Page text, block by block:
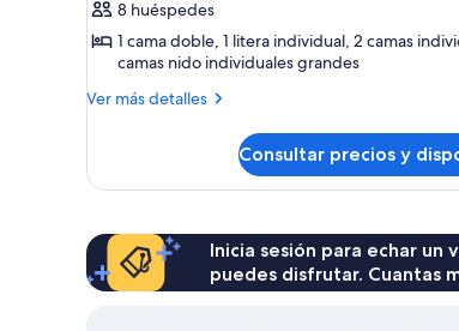
Casa
de
campo
estándar,
8 huéspedes
1 cama doble, 1 litera individual, 2 camas
camas nido individuales grandes
Ver más detalles
Más
de
4
habitaciones
Consultar precios y
Inicia sesión para echar un
puedes disfrutar. Cuantas